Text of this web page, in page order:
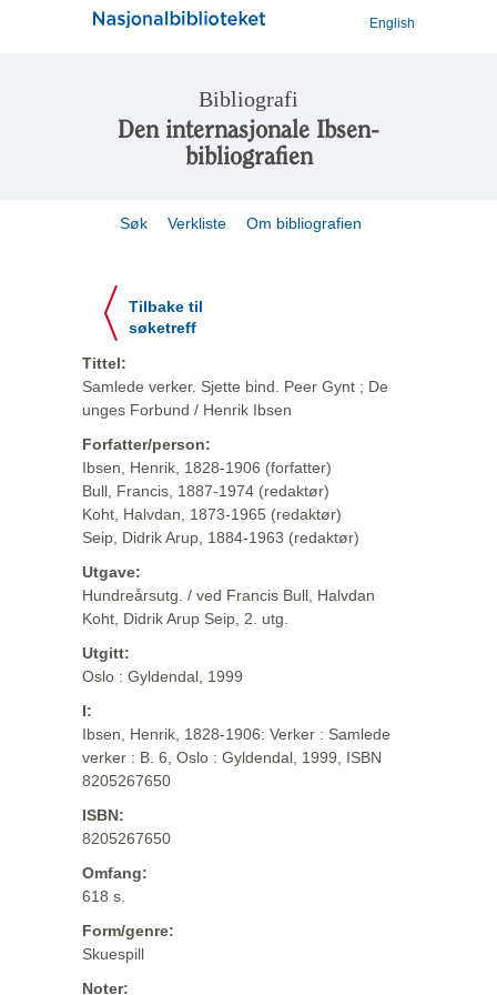
English
Bibliografi
Den internasjonale Ibsen-
bibliografien
Søk Verkliste Om bibliografien
Tilbake til
søketreff
Tittel:
Samlede verker. Sjette bind. Peer Gynt ; De
unges Forbund / Henrik Ibsen
Forfatter/person:
Ibsen, Henrik, 1828-1906 (forfatter)
Bull, Francis, 1887-1974 (redaktør)
Koht, Halvdan, 1873-1965 (redaktør)
Seip, Didrik Arup, 1884-1963 (redaktør)
Utgave:
Hundreårsutg. / ved Francis Bull, Halvdan
Koht, Didrik Arup Seip, 2. utg.
Utgitt:
Oslo : Gyldendal, 1999
I:
Ibsen, Henrik, 1828-1906: Verker : Samlede
verker : B. 6, Oslo : Gyldendal, 1999, ISBN
8205267650
ISBN:
8205267650
Omfang:
618 s.
Form/genre:
Skuespill
Noter: